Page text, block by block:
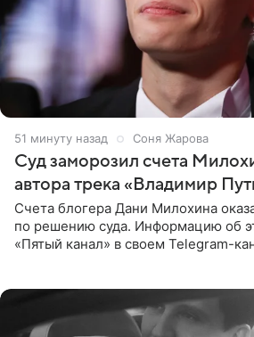
51 минуту назад Соня Жарова
Суд заморозил счета
автора трека «Владимир
Счета блогера Дани Милохина
по решению суда. Информацию об
«Пятый канал» в своем Telegram-